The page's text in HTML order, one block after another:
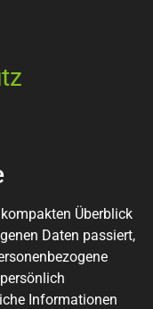
Überblick
Daten passiert,
Informationen